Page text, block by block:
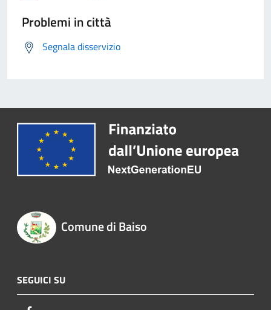
Problemi in città
Segnala disservizio
Comune di Baiso
SEGUICI SU